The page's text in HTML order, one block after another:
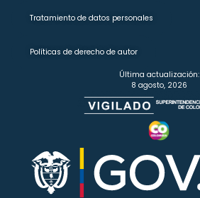
Tratamiento de datos personales
Políticas de derecho de autor
Última actualización:
8 agosto, 2026